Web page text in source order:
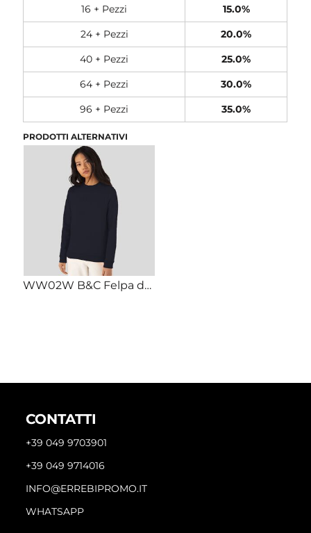
16 + Pezzi
15.0%
24 + Pezzi
20.0%
40 + Pezzi
25.0%
64 + Pezzi
30.0%
96 + Pezzi
35.0%
PRODOTTI ALTERNATIVI
WW02W B&C Felpa donna LEGGERA girocollo Body Fit 80% cotone 20% poliestere 280gr
CONTATTI
+39 049 9703901
+39 049 9714016
INFO@ERREBIPROMO.IT
WHATSAPP